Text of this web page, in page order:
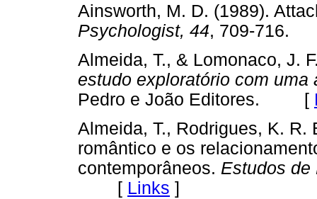
Ainsworth, M. D. (1989).
Psychologist, 44, 709-
Almeida, T., & Lomonaco, J.
estudo exploratório com uma
Pedro e João Editores. [
Almeida, T., Rodrigues, K. R.
romântico e os
contemporâneos. Estudos de
[ Links ]